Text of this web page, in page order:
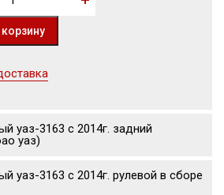
уаз-3163 с 2014г. задний
уаз)
уаз-3163 с 2014г. рулевой в сборе